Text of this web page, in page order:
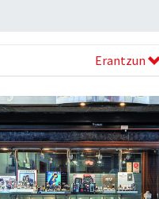
Erantzun